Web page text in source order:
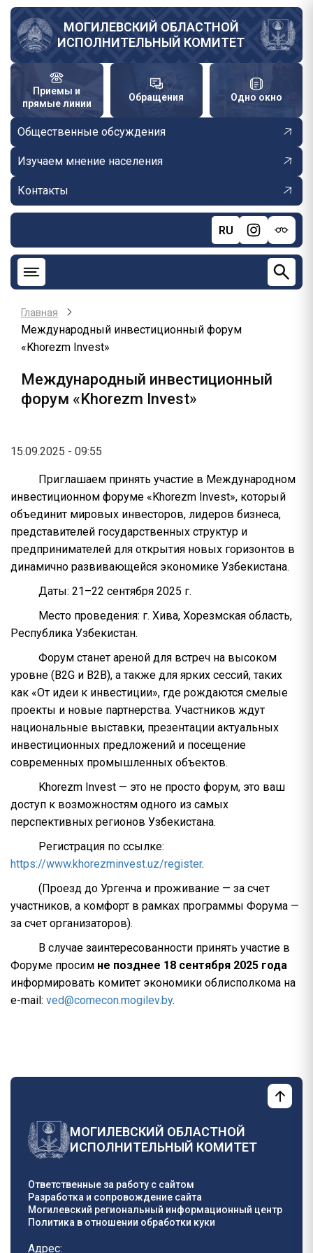
Перейти
основному
содержанию
МОГИЛЕВСКИЙ ОБЛАСТНОЙ
ИСПОЛНИТЕЛЬНЫЙ КОМИТЕТ
Приемы и
прямые линии
Обращения Одно окно
Общественные обсуждения
Изучаем мнение населения
Контакты
RU
Главная
Международный инвестиционный форум
«Khorezm Invest»
Международный инвестиционный
форум «Khorezm Invest»
15.09.2025 - 09:55
Приглашаем принять участие в Международном
инвестиционном форуме «Khorezm Invest», который
объединит мировых инвесторов, лидеров бизнеса,
представителей государственных структур и
предпринимателей для открытия новых горизонтов в
динамично развивающейся экономике Узбекистана.
Даты: 21–22 сентября 2025 г.
Место проведения: г. Хива, Хорезмская область,
Республика Узбекистан.
Форум станет ареной для встреч на высоком
уровне (B2G и B2B), а также для ярких сессий, таких
как «От идеи к инвестиции», где рождаются смелые
проекты и новые партнерства. Участников ждут
национальные выставки, презентации актуальных
инвестиционных предложений и посещение
современных промышленных объектов.
Khorezm Invest — это не просто форум, это ваш
доступ к возможностям одного из самых
перспективных регионов Узбекистана.
Регистрация по ссылке:
https://www.khorezminvest.uz/register.
(Проезд до Ургенча и проживание — за счет
участников, а комфорт в рамках программы Форума —
за счет организаторов).
В случае заинтересованности принять участие в
Форуме просим не позднее 18 сентября 2025 года
информировать комитет экономики облисполкома на
e-mail: ved@comecon.mogilev.by.
МОГИЛЕВСКИЙ ОБЛАСТНОЙ
ИСПОЛНИТЕЛЬНЫЙ КОМИТЕТ
Ответственные за работу с сайтом
Разработка и сопровождение сайта
Могилевский региональный информационный центр
Политика в отношении обработки куки
Адрес: